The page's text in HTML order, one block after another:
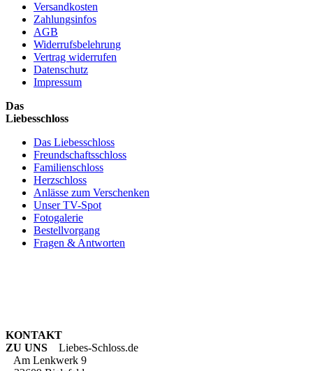
Versandkosten
Zahlungsinfos
AGB
Widerrufsbelehrung
Vertrag widerrufen
Datenschutz
Impressum
Das
Liebesschloss
Das Liebesschloss
Freundschaftsschloss
Familienschloss
Herzschloss
Anlässe zum Verschenken
Unser TV-Spot
Fotogalerie
Bestellvorgang
Fragen & Antworten
KONTAKT
ZU UNS
Liebes-Schloss.de
Am Lenkwerk 9